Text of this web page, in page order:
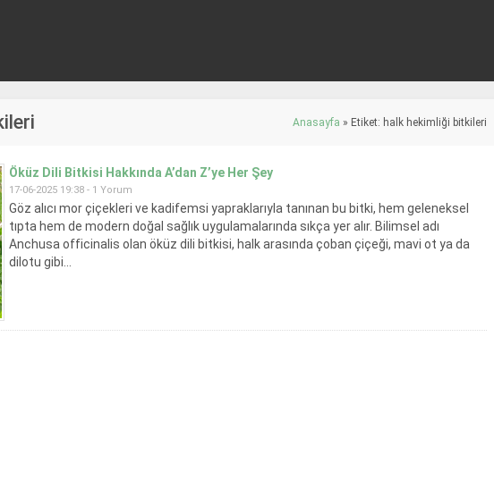
Anasayfa » Etiket: halk hekimliği bitkileri
Öküz Dili Bitkisi Hakkında A’dan Z’ye Her Şey
17-06-2025 19:38 - 1 Yorum
Göz alıcı mor çiçekleri ve kadifemsi yapraklarıyla tanınan bu bitki, hem geleneksel
tıpta hem de modern doğal sağlık uygulamalarında sıkça yer alır. Bilimsel adı
Anchusa officinalis olan öküz dili bitkisi, halk arasında çoban çiçeği, mavi ot ya da
dilotu gibi...